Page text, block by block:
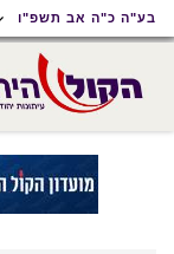
תפריט
נגישות
תפריט
ראשי
תוכן
ראשי
בע"ה כ"ה אב תשפ"ו